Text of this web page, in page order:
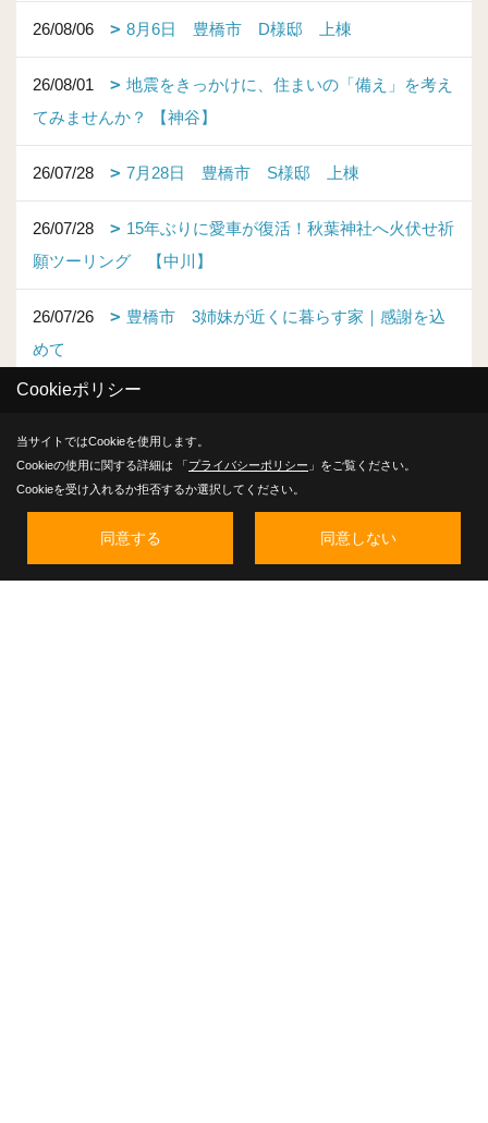
26/08/06 8月6日 豊橋市 D様邸 上棟
26/08/01
地震をきっかけに、住まいの「備え」を考え
てみませんか？ 【神谷】
26/07/28 7月28日 豊橋市 S様邸 上棟
26/07/28
15年ぶりに愛車が復活！秋葉神社へ火伏せ祈
願ツーリング 【中川】
26/07/26
豊橋市 3姉妹が近くに暮らす家｜感謝を込
めて
26/07/23
初めてのサマーカット。かつお節くん、大変
身!? 【井上】
7月22日 豊橋市 K様 地鎮祭
Cookieポリシー
当サイトではCookieを使用します。
Cookieの使用に関する詳細は 「プライバシーポリシー 」をご覧ください。
Cookieを受け入れるか拒否するか選択してください。
同意する 同意しない